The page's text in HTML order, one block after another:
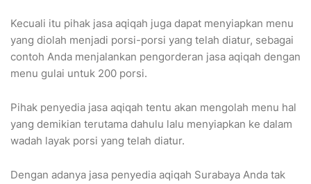
Kecuali itu pihak jasa aqiqah juga dapat menyiapkan menu
yang diolah menjadi porsi-porsi yang telah diatur, sebagai
contoh Anda menjalankan pengorderan jasa aqiqah dengan
menu gulai untuk 200 porsi.
Pihak penyedia jasa aqiqah tentu akan mengolah menu hal
yang demikian terutama dahulu lalu menyiapkan ke dalam
wadah layak porsi yang telah diatur.
Dengan adanya jasa penyedia aqiqah Surabaya Anda tak